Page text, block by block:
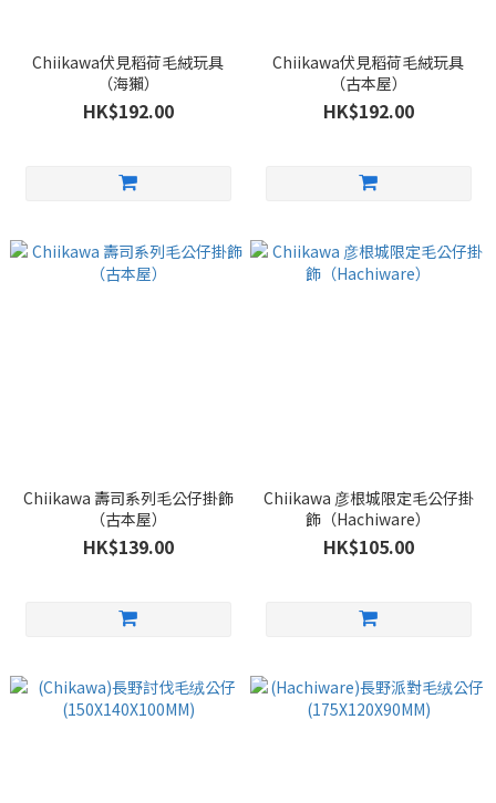
Chiikawa伏見稻荷毛絨玩具
（海獺）
HK$192.00
Chiikawa伏見稻荷毛絨玩具
（古本屋）
HK$192.00
Chiikawa 壽司系列毛公仔掛飾
（古本屋）
HK$139.00
Chiikawa 彦根城限定毛公仔掛
飾（Hachiware）
HK$105.00